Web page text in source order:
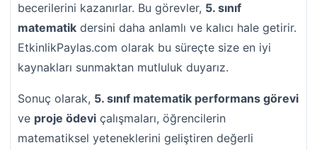
becerilerini kazanırlar. Bu görevler, 5. sınıf
matematik dersini daha anlamlı ve kalıcı hale getirir.
EtkinlikPaylas.com olarak bu süreçte size en iyi
kaynakları sunmaktan mutluluk duyarız.
Sonuç olarak, 5. sınıf matematik performans görevi
ve proje ödevi çalışmaları, öğrencilerin
matematiksel yeteneklerini geliştiren değerli